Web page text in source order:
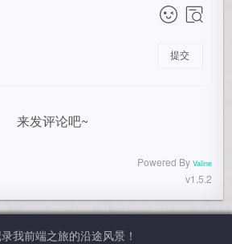
提交
来发评论吧~
Powered By Valine
v1.5.2
我前端之旅的沿途风景！